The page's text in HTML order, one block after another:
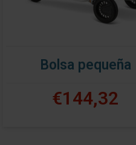
Bolsa pequeña
€144,32